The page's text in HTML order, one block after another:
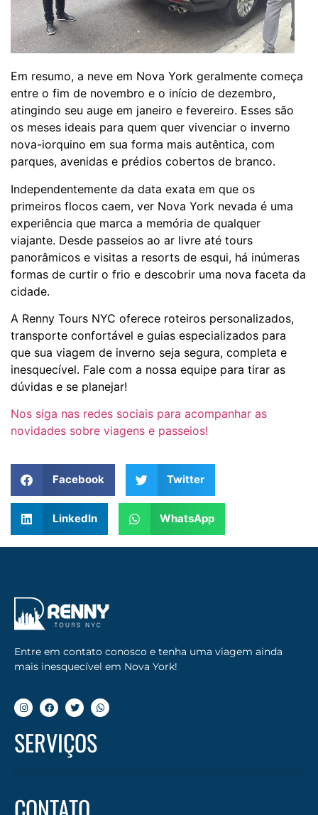
Em resumo, a neve em Nova York geralmente começa
entre o fim de novembro e o início de dezembro,
atingindo seu auge em janeiro e fevereiro. Esses são
os meses ideais para quem quer vivenciar o inverno
nova-iorquino em sua forma mais autêntica, com
parques, avenidas e prédios cobertos de branco.
Independentemente da data exata em que os
primeiros flocos caem, ver Nova York nevada é uma
experiência que marca a memória de qualquer
viajante. Desde passeios ao ar livre até tours
panorâmicos e visitas a resorts de esqui, há inúmeras
formas de curtir o frio e descobrir uma nova faceta da
cidade.
A Renny Tours NYC oferece roteiros personalizados,
transporte confortável e guias especializados para
que sua viagem de inverno seja segura, completa e
inesquecível. Fale com a nossa equipe para tirar as
dúvidas e se planejar!
Nos siga nas redes sociais para acompanhar as
novidades sobre viagens e passeios!
Facebook Twitter
LinkedIn WhatsApp
Entre em contato conosco e tenha uma viagem ainda
mais inesquecível em Nova York!
SERVIÇOS
CONTATO